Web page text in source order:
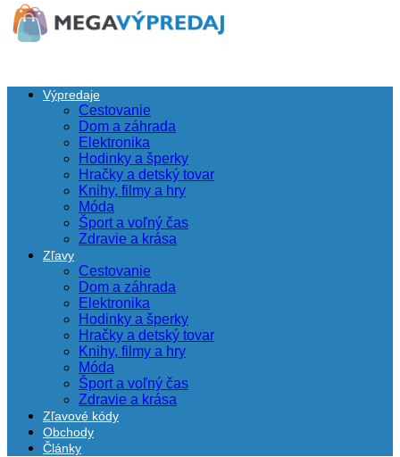
Výpredaje
Cestovanie
Dom a záhrada
Elektronika
Hodinky a šperky
Hračky a detský tovar
Knihy, filmy a hry
Móda
Šport a voľný čas
Zdravie a krása
Zľavy
Cestovanie
Dom a záhrada
Elektronika
Hodinky a šperky
Hračky a detský tovar
Knihy, filmy a hry
Móda
Šport a voľný čas
Zdravie a krása
Zľavové kódy
Obchody
Články